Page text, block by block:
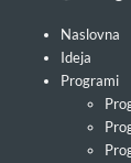
Naslovna
Ideja
Programi